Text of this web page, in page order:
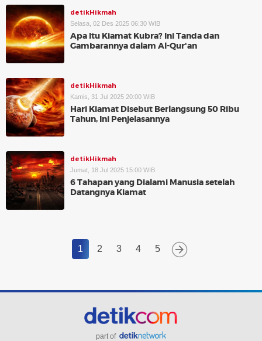
detikHikmah
Selasa, 02 Des 2025 06:30 WIB
Apa Itu Kiamat Kubra? Ini Tanda dan
Gambarannya dalam Al-Qur'an
detikHikmah
Kamis, 31 Jul 2025 20:00 WIB
Hari Kiamat Disebut Berlangsung 50 Ribu
Tahun, Ini Penjelasannya
detikHikmah
Jumat, 18 Jul 2025 15:00 WIB
6 Tahapan yang Dialami Manusia setelah
Datangnya Kiamat
1 2 3 4 5
part of